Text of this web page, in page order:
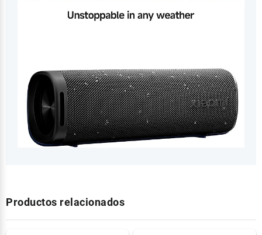
Productos relacionados